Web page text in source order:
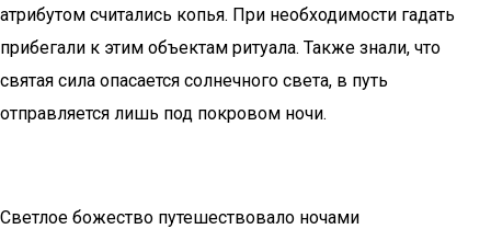
атрибутом считались копья. При необходимости гадать
прибегали к этим объектам ритуала. Также знали, что
святая сила опасается солнечного света, в путь
отправляется лишь под покровом ночи.
Светлое божество путешествовало ночами